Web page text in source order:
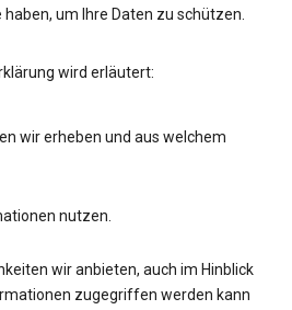
um Ihre Daten zu schützen.
wird erläutert:
wir erheben und aus welchem
nutzen.
wir anbieten, auch im Hinblick
zugegriffen werden kann